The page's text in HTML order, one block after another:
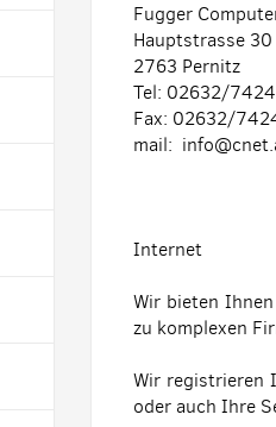
Fugger
Hauptstrasse 30
2763 Pernitz
Tel: 02632/
Fax: 02632/
mail:
Internet
Wir bieten
zu komplexen
Wir registrieren
oder auch Ihre